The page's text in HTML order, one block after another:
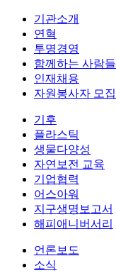
기관소개
연혁
투명경영
함께하는 사람들
인재채용
자원봉사자 모집
기후
플라스틱
생물다양성
자연보전 교육
기업협력
어스아워
지구생명보고서
해피애니버서리
언론보도
소식